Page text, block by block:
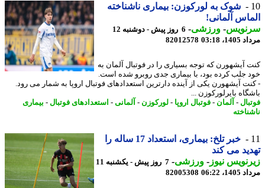
شوک به لورکوزن: بیماری ناشناخته
آلمانی!
-ورزشی-
6 روز پیش - دوشنبه 12
03:18
82012578
آیشهورن که توجه بسیاری را در فوتبال آلمان به
جلب کرده بود، با بیماری جدی روبرو شده است.
آیشهورن یکی از آینده دارترین استعدادهای فوتبال اروپا به شمار می رود.
بایرلورکوزن ...
-آلمان-فوتبال اروپا - لورکوزن- آلمانی-استعدادهای فوتبال-بیماری
خبر تلخ: بیماری، استعداد 17 ساله را
می کند
نیوز-ورزشی-
7 روز پیش - یکشنبه 11
06:22
82005308